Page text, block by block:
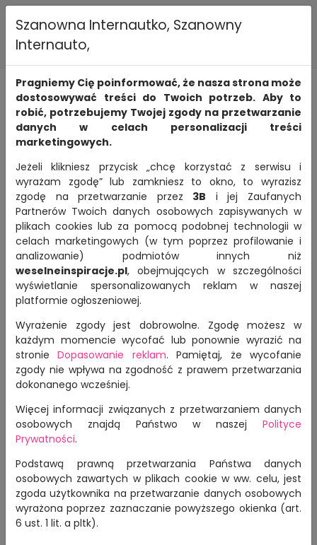
OgłoszeniaJaworzno
WYRÓŻNIONE
Poprzednia
Fotolustro rustykalne na wesele
Lokalizacja: Warszawa CAŁY KRAJ
Dodano: 25.10.2022, 10:31
1 050 PLN Dodaj do schowka
WYRÓŻNIONE
Szanowna Internautko, Szanowny
Internauto,
Pragniemy Cię poinformować, że nasza strona może
dostosowywać treści do Twoich potrzeb. Aby to
robić, potrzebujemy Twojej zgody na przetwarzanie
danych w celach personalizacji treści
marketingowych.
Jeżeli klikniesz przycisk „chcę korzystać z serwisu i
wyrażam zgodę” lub zamkniesz to okno, to wyrazisz
zgodę na przetwarzanie przez 3B i jej Zaufanych
Partnerów Twoich danych osobowych zapisywanych w
plikach cookies lub za pomocą podobnej technologii w
celach marketingowych (w tym poprzez profilowanie i
analizowanie) podmiotów innych niż
weselneinspiracje.pl, obejmujących w szczególności
wyświetlanie spersonalizowanych reklam w naszej
platformie ogłoszeniowej.
Wyrażenie zgody jest dobrowolne. Zgodę możesz w
każdym momencie wycofać lub ponownie wyrazić na
stronieDopasowanie reklam. Pamiętaj, że wycofanie
zgody nie wpływa na zgodność z prawem przetwarzania
dokonanego wcześniej.
Więcej informacji związanych z przetwarzaniem danych
osobowych znajdą Państwo w naszej Polityce
Prywatności.
Podstawą prawną przetwarzania Państwa danych
osobowych zawartych w plikach cookie w ww. celu, jest
zgoda użytkownika na przetwarzanie danych osobowych
wyrażona poprzez zaznaczanie powyższego okienka (art.
6 ust. 1 lit. a pltk).